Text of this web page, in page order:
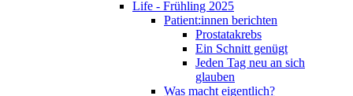
Life - Frühling 2025
Patient:innen berichten
Prostatakrebs
Ein Schnitt genügt
Jeden Tag neu an sich
glauben
Was macht eigentlich?